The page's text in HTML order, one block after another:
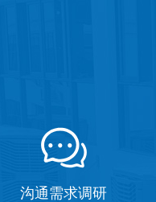
沟通需求调研